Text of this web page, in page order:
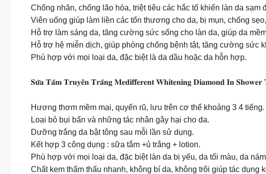
Chống nhăn, chống lão hóa, triệt tiêu các hắc tố khiến làn da sạm
Viên uống giúp làm liền các tổn thương cho da, bị mụn, chống
Hỗ trợ làm sáng da, tăng cường sức sống cho làn da, giúp da
Hỗ trợ hệ miễn dịch, giúp phòng chống bệnh tật, tăng cường sức
Phù hợp với mọi loại da, đặc biệt là da dầu hoặc da hỗn hợp.
𝐒𝐮̛̃𝐚 𝐓𝐚̆́𝐦 𝐓𝐫𝐮𝐲𝐞̂̀𝐧 𝐓𝐫𝐚̆́𝐧𝐠 𝐌𝐞𝐝𝐢𝐟𝐟𝐞𝐫𝐞𝐧𝐭 𝐖𝐡𝐢𝐭𝐞𝐧𝐢𝐧𝐠 𝐃𝐢𝐚𝐦𝐨𝐧𝐝 𝐈𝐧
Hương thơm mềm mại, quyến rũ, lưu trên cơ thể khoảng 3 4 tiếng.
Loại bỏ bụi bẩn và những tác nhân gây hại cho da.
Dưỡng trắng da bật tông sau mỗi lần sử dụng.
Kết hợp 3 công dụng : sữa tắm +ủ trắng + lotion.
Phù hợp với mọi loại da, đặc biệt làn da bị yếu, da tối màu, da
Chất kem thẩm thấu nhanh, không bí da, không trôi giúp tác dụng